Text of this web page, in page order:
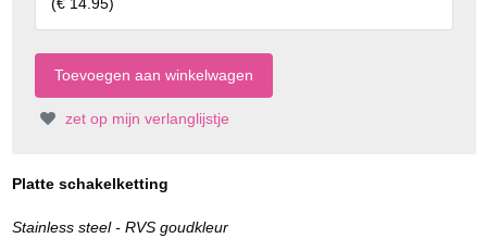
(€ 14.95)
zet op mijn verlanglijstje
Platte schakelketting
Stainless steel - RVS goudkleur